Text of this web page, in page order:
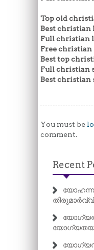
Top old
Best christian
Full christian
Free christian
Best top
Full christian
Best christian
You must be
comment.
Recent